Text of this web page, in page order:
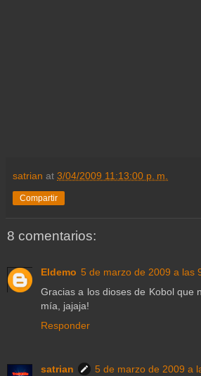
satrian at 3/04/2009 11:13:00 p. m.
Compartir
8 comentarios:
Eldemo 5 de marzo de 2009 a las
Gracias a los dioses de Kobol que
mía, jajaja!
Responder
satrian
5 de marzo de 2009 a